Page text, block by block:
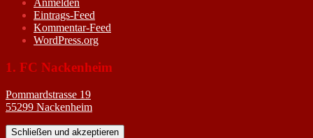
Anmelden
Eintrags-Feed
Kommentar-Feed
WordPress.org
1. FC Nackenheim
Pommardstrasse 19
55299 Nackenheim